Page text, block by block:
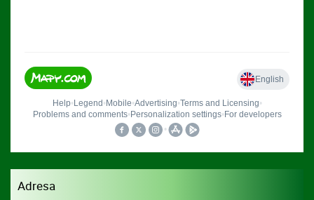
Adresa